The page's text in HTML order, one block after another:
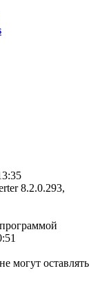
8.2.0.293,
могут оставлять